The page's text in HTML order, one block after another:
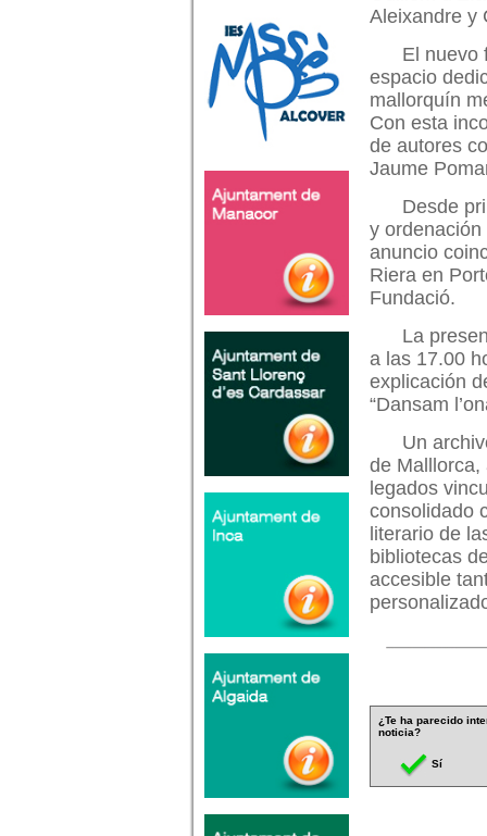
Aleixandre y
El nuevo
espacio
mallorquín
Con esta
de autores
Jaume
Desde
y
anuncio
Riera en
Fundació.
La
a las 17.00
explicación
“Dansam
Un
de Malllorca,
legados
consolidado
literario de
bibliotecas
accesible
¿Te ha parecido
noticia?
Sí